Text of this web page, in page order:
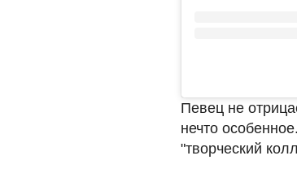
Певец не
нечто
"творческий